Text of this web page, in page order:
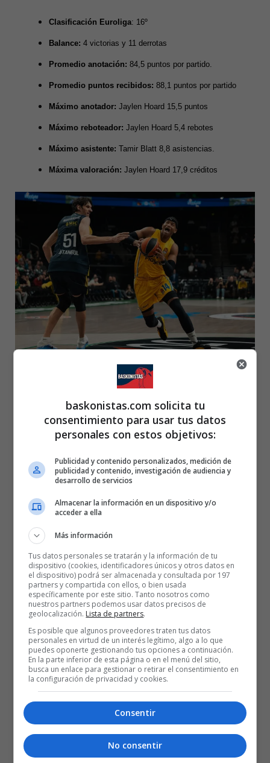
Clasificación Euroliga: 16º
Balance: 4 victorias y 11 derrotas
Promedio anotación: 84,5 puntos por partido.
Promedio puntos recibidos: 88,1 puntos por partido
Máximo anotador: Jaylen Hoard 15,5 puntos
Máximo reboteador: Jaylen Hoard 5,4 rebotes
Máximo asistente: Tamir Blatt 8,8 asistencias.
Máxima valoración: Jaylen Hoard 17,9 créditos
Foto: Euroleague. Jasiel Rivero ante Bojan Marjanovic de Fenerbahçe
Notas del partido
Maccabi de Tel Aviv
John DiBartolomeoha anotado 70 tiros libres
consecutivos, la racha más larga en la historia de la
Jake Cohenha anotado 18 tiros libres consecutivos.
Tamir Blattlidera la Euroliga en asistencias con 8,8 por
partido. Blatt ocupa el sexto lugar en cuanto a triples
anotados, con 2,4 por partido.
Jasiel Riveroocupa el octavo lugar en rebotes ofensivos
con 2.4 por partido.
Rokas Jokubaitisocupa el sexto lugar en asistencias con
5,4 por partido. Jokubaitis necesita 36 asistencias para
llegar a 500 en su carrera y Jokubaitis necesita 12 tiros de
tres puntos para llegar a 100 en su carrera.
Maccabieliminó al Baskonia por 3-1 en los playoffs de la
baskonistas.com solicita tu
consentimiento para usar tus datos
personales con estos objetivos:
Publicidad y contenido personalizados, medición de
publicidad y contenido, investigación de audiencia y
desarrollo de servicios
Almacenar la información en un dispositivo y/o
acceder a ella
Más información
Tus datos personales se tratarán y la información de tu
dispositivo (cookies, identificadores únicos y otros datos en
el dispositivo) podrá ser almacenada y consultada por 197
partners y compartida con ellos, o bien usada
específicamente por este sitio. Tanto nosotros como
nuestros partners podemos usar datos precisos de
geolocalización. Lista de partners.
Es posible que algunos proveedores traten tus datos
personales en virtud de un interés legítimo, algo a lo que
puedes oponerte gestionando tus opciones a continuación.
En la parte inferior de esta página o en el menú del sitio,
busca un enlace para gestionar o retirar el consentimiento en
la configuración de privacidad y cookies.
Consentir
No consentir